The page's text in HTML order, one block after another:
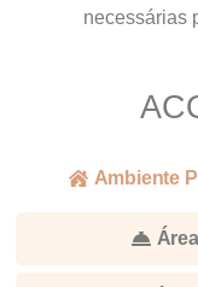
necessárias
Ambiente